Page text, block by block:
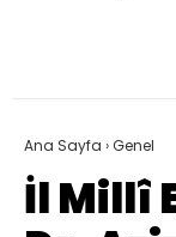
Ana Sayfa ›Genel
İl Millî